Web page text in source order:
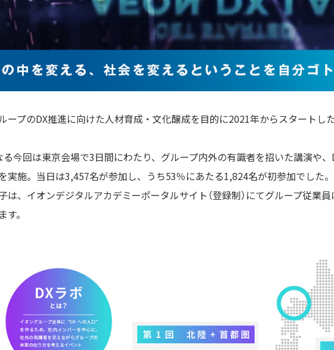
ープのDX推進に向けた人材育成・文化醸成を目的に2021年からスタートし
今回は東京会場で3日間にわたり、グループ内外の有識者を招いた講演や
実施。当日は3,457名が参加し、うち53％にあたる1,824名が初参加でした。
は、イオンデジタルアカデミーポータルサイト（登録制）にてグループ従業
す。